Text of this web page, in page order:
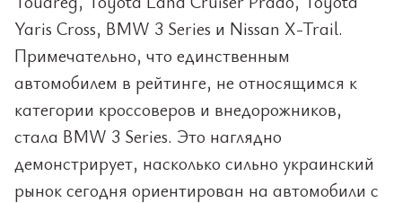
Yaris Cross, BMW 3 Series и Nissan X-Trail.
Примечательно, что единственным
автомобилем в рейтинге, не относящимся к
категории кроссоверов и внедорожников,
стала BMW 3 Series. Это наглядно
демонстрирует, насколько сильно украинский
рынок сегодня ориентирован на автомобили с